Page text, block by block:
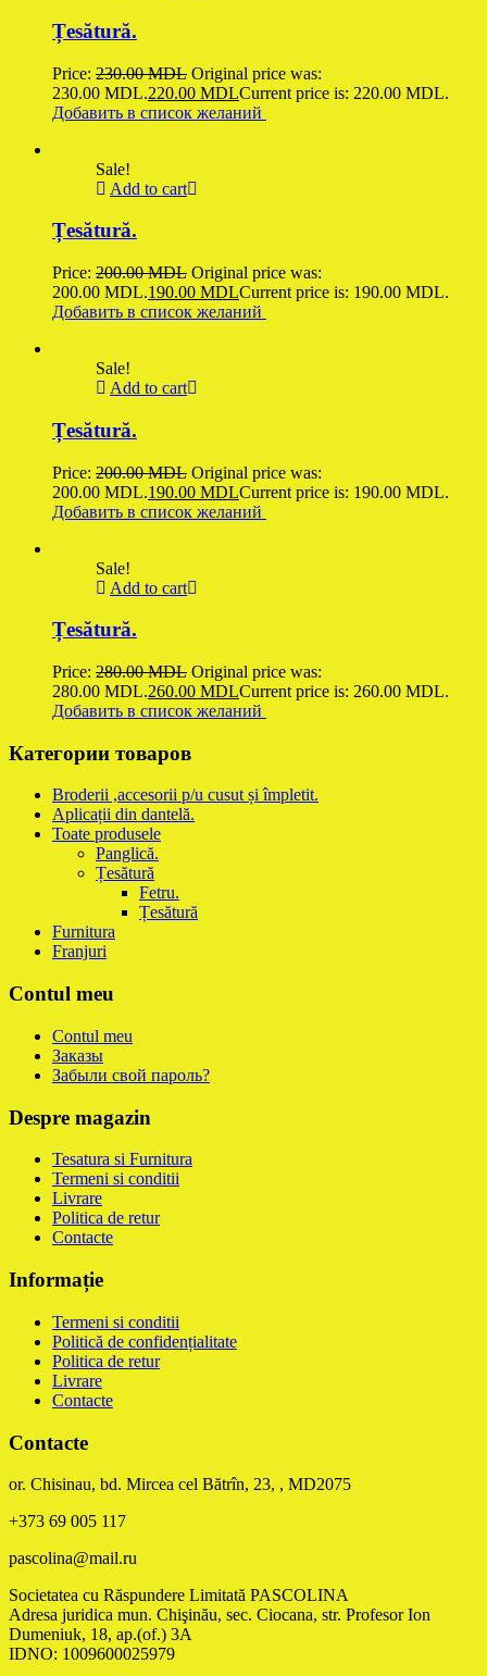
Țesătură.
Price: 230.00MDL Original price was:
230.00 MDL.220.00 MDLCurrent price is: 220.00 MDL.
Добавить в список желаний
Sale!
Add to cart
Țesătură.
Price: 200.00MDL Original price was:
200.00 MDL.190.00 MDLCurrent price is: 190.00 MDL.
Добавить в список желаний
Sale!
Add to cart
Țesătură.
Price: 200.00MDL Original price was:
200.00 MDL.190.00 MDLCurrent price is: 190.00 MDL.
Добавить в список желаний
Sale!
Add to cart
Țesătură.
Price: 280.00MDL Original price was:
280.00 MDL.260.00 MDLCurrent price is: 260.00 MDL.
Добавить в список желаний
Категории товаров
Broderii ,accesorii p/u cusut și împletit.
Aplicații din dantelă.
Toate produsele
Panglică.
Țesătură
Fetru.
Țesătură
Furnitura
Franjuri
Contul meu
Contul meu
Заказы
Забыли свой пароль?
Despre magazin
Tesatura si Furnitura
Termeni si conditii
Livrare
Politica de retur
Contacte
Informație
Termeni si conditii
Politică de confidențialitate
Politica de retur
Livrare
Contacte
Contacte
or. Chisinau, bd. Mircea cel Bătrîn, 23, , MD2075
+373 69 005 117
pascolina@mail.ru
Societatea cu Răspundere Limitată PASCOLINA
Adresa juridica mun. Chişinău, sec. Ciocana, str. Profesor Ion
Dumeniuk, 18, ap.(of.) 3A
IDNO: 1009600025979